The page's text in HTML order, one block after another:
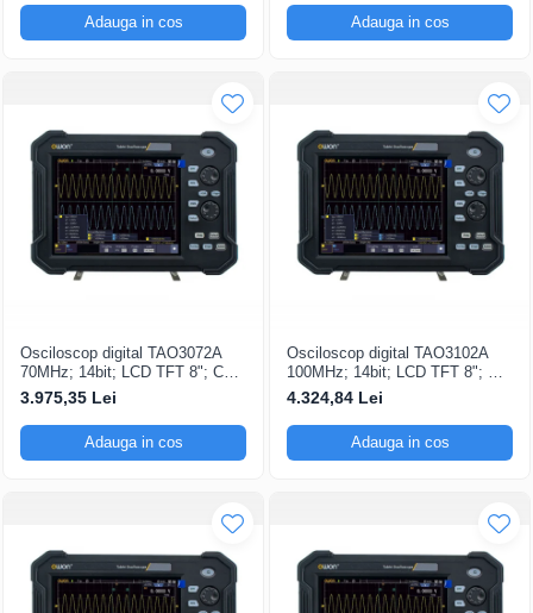
Adauga in cos Adauga in cos
Osciloscop digital TAO3072A
70MHz; 14bit; LCD TFT 8"; Ch:
2; 1Gsps; 40Mpts dotat cu
tehnologie de Analiză semnal
3.975,35 Lei
Adauga in cos
Osciloscop digital TAO3102A
100MHz; 14bit; LCD TFT 8"; Ch:
2; 1Gsps; 40Mpts dotat cu
Măsurători automate
4.324,84 Lei
Adauga in cos